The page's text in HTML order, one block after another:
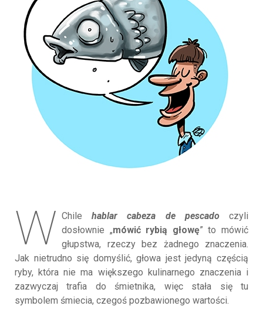
W Chile hablar cabeza de pescadoczyli
dosłownie „mówić rybią głowę” to mówić
głupstwa, rzeczy bez żadnego znaczenia.
Jak nietrudno się domyślić, głowa jest jedyną częścią
ryby, która nie ma większego kulinarnego znaczenia i
zazwyczaj trafia do śmietnika, więc stała się tu
symbolem śmiecia, czegoś pozbawionego wartości.